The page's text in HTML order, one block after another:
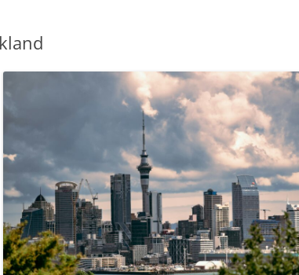
EN CHRISTCHURCH
EN HAMILTON
EN NELSON